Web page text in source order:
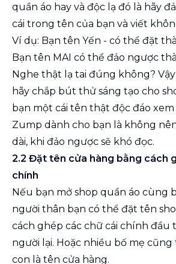
quần áo hay và độc lạ đó là hãy
cái trong tên của bạn và viết
Ví dụ: Bạn tên Yến - có thể đặt
Bạn tên MAI có thể đảo ngược
Nghe thật lạ tai đúng không?
hãy chắp bút thử sáng tạo cho
bạn một cái tên thật độc đáo
Zump dành cho bạn là không
dài, khi đảo ngược sẽ khó đọc.
2.2 Đặt tên cửa hàng bằng cách
chính
Nếu bạn mở shop quần áo cùng
người thân bạn có thể đặt tên
cách ghép các chữ cái chính đầu
người lại. Hoặc nhiều bố mẹ
con là tên cửa hàng.